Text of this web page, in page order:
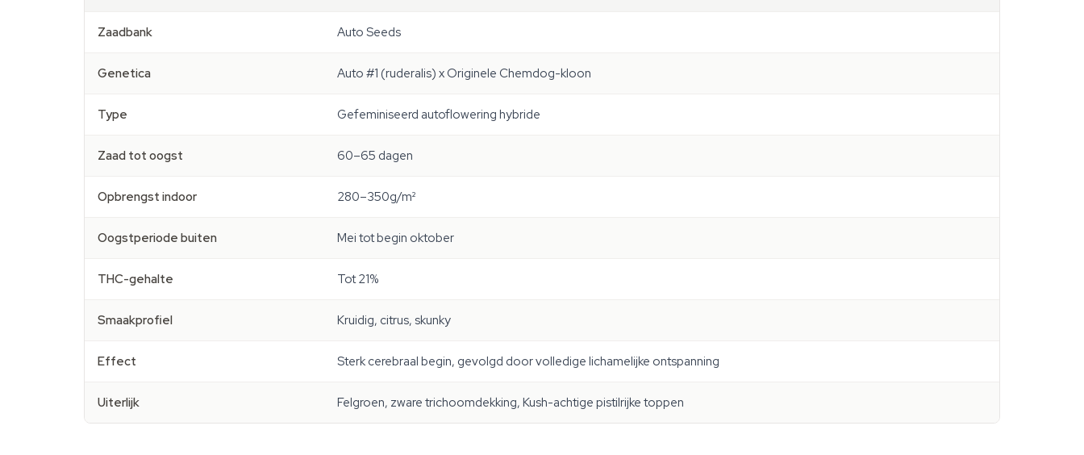
Zaadbank Auto Seeds
Genetica Auto #1 (ruderalis) x Originele Chemdog-kloon
Type Gefeminiseerd autoflowering hybride
Zaad tot oogst 60–65 dagen
Opbrengst indoor 280–350g/m²
Oogstperiode buiten Mei tot begin oktober
THC-gehalte Tot 21%
Smaakprofiel Kruidig, citrus, skunky
Effect Sterk cerebraal begin, gevolgd door volledige lichamelijke ontspanning
Uiterlijk Felgroen, zware trichoomdekking, Kush-achtige pistilrijke toppen